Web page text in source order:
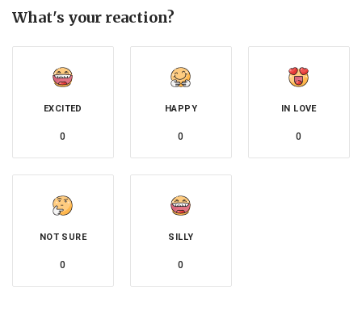
What's your reaction?
EXCITED
0
HAPPY
0
IN LOVE
0
NOT SURE
0
SILLY
0